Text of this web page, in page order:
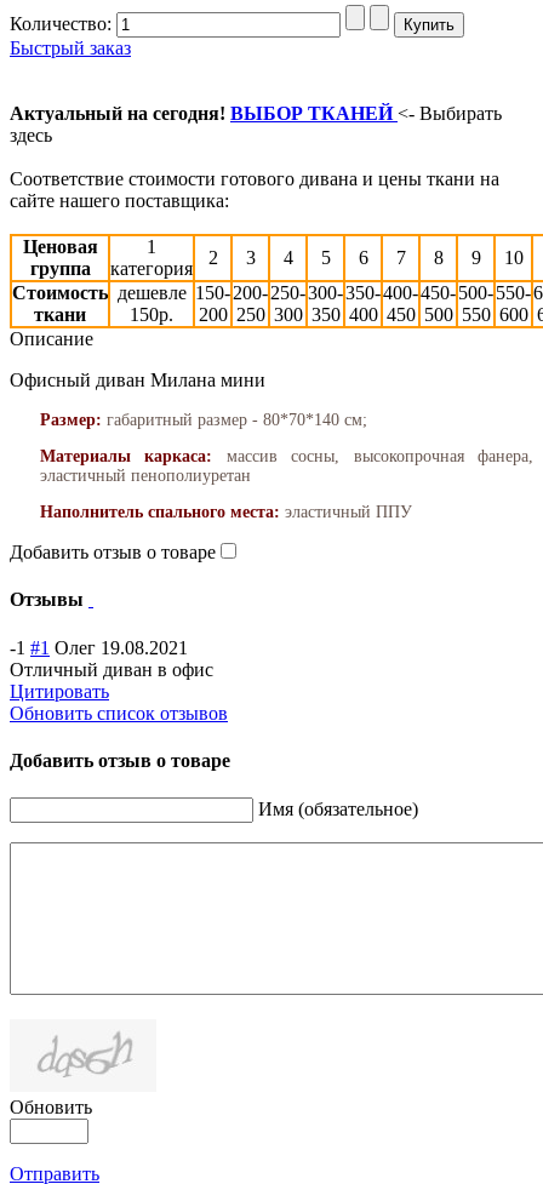
Количество:
Быстрый заказ
Актуальный на сегодня! ВЫБОР ТКАНЕЙ<- Выбирать
здесь
Соответствие стоимости готового дивана и цены ткани на
сайте нашего поставщика:
Ценовая
группа
1
категория
2 3 4 5 6 7 8 9 10
Стоимость
ткани
дешевле
150р.
150-
200
200-
250
250-
300
300-
350
350-
400
400-
450
450-
500
500-
550
550-
600
Описание
Офисный диван Милана мини
Размер: габаритный размер - 80*70*140 см;
Материалы каркаса: массив сосны, высокопрочная фанера,
эластичный пенополиуретан
Наполнитель спального места: эластичный ППУ
Добавить отзыв о товаре
Отзывы
-1 #1 Олег 19.08.2021
Отличный диван в офис
Цитировать
Обновить список отзывов
Добавить отзыв о товаре
Имя (обязательное)
Обновить
Отправить